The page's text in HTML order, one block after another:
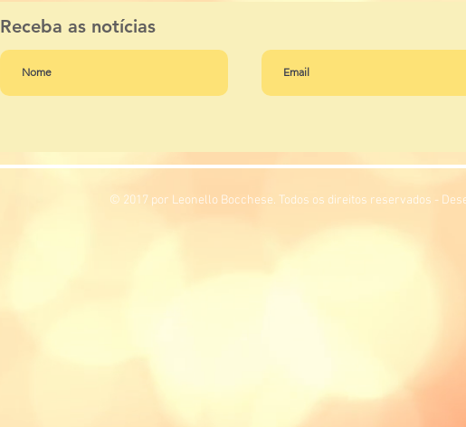
Receba as notícias
© 2017 por Leonello Bocchese. Todos os direitos reservados -